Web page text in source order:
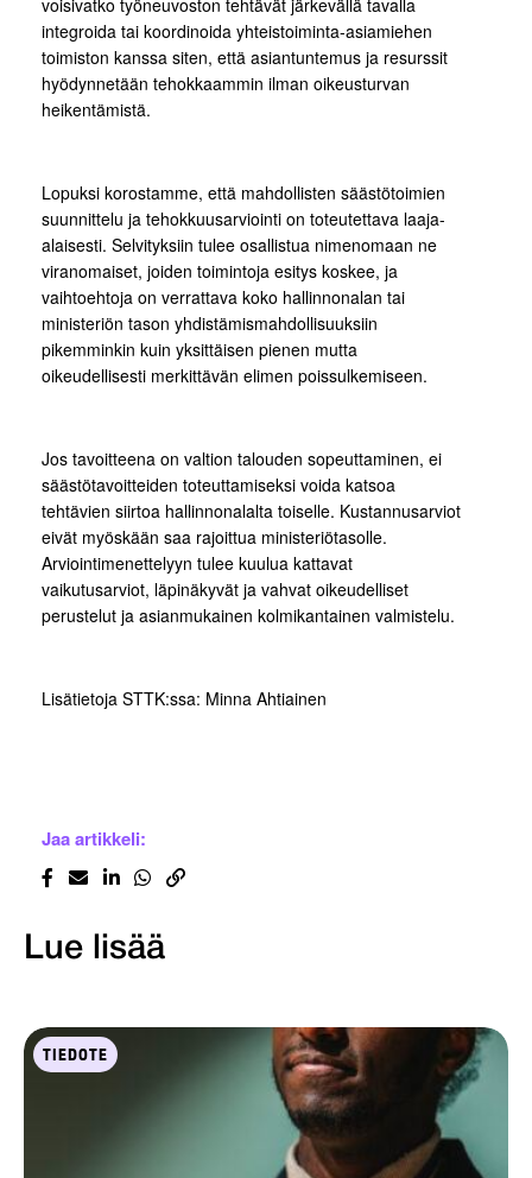
voisivatko työneuvoston tehtävät järkevällä tavalla
integroida tai koordinoida yhteistoiminta-asiamiehen
toimiston kanssa siten, että asiantuntemus ja resurssit
hyödynnetään tehokkaammin ilman oikeusturvan
heikentämistä.
Lopuksi korostamme, että mahdollisten säästötoimien
suunnittelu ja tehokkuusarviointi on toteutettava laaja-
alaisesti. Selvityksiin tulee osallistua nimenomaan ne
viranomaiset, joiden toimintoja esitys koskee, ja
vaihtoehtoja on verrattava koko hallinnonalan tai
ministeriön tason yhdistämismahdollisuuksiin
pikemminkin kuin yksittäisen pienen mutta
oikeudellisesti merkittävän elimen poissulkemiseen.
Jos tavoitteena on valtion talouden sopeuttaminen, ei
säästötavoitteiden toteuttamiseksi voida katsoa
tehtävien siirtoa hallinnonalalta toiselle. Kustannusarviot
eivät myöskään saa rajoittua ministeriötasolle.
Arviointimenettelyyn tulee kuulua kattavat
vaikutusarviot, läpinäkyvät ja vahvat oikeudelliset
perustelut ja asianmukainen kolmikantainen valmistelu.
Lisätietoja STTK:ssa: Minna Ahtiainen
Jaa artikkeli:
Lue lisää
TIEDOTE